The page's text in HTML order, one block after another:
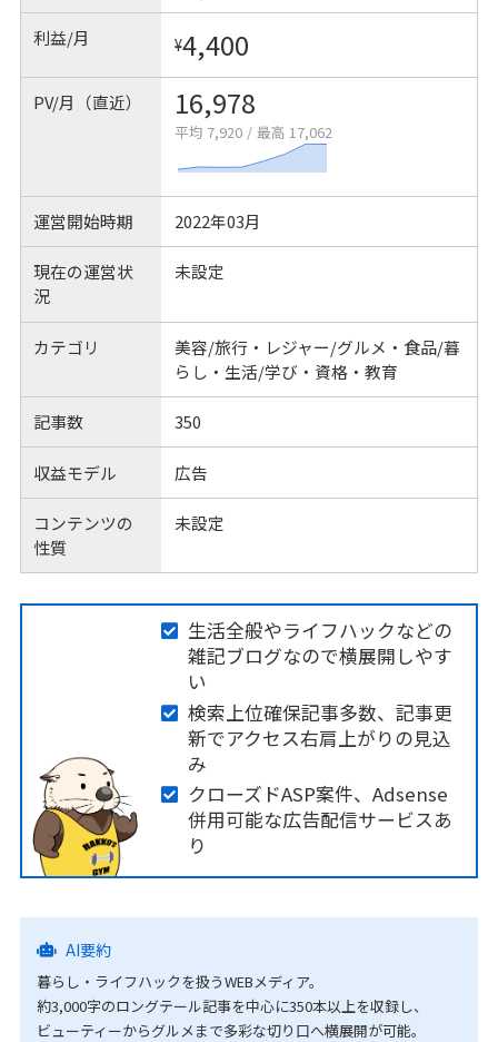
利益/月 ¥4,400
PV/月（直近） 16,978
平均 7,920 / 最高 17,062
運営開始時期 2022年03月
現在の運営状
況
未設定
カテゴリ
美容/旅行・レジャー/グルメ・食品/暮
らし・生活/学び・資格・教育
記事数 350
収益モデル 広告
コンテンツの
性質
未設定
生活全般やライフハックなどの
雑記ブログなので横展開しやす
い
検索上位確保記事多数、記事更
新でアクセス右肩上がりの見込
み
クローズドASP案件、Adsense
併用可能な広告配信サービスあ
り
AI要約
暮らし・ライフハックを扱うWEBメディア。
約3,000字のロングテール記事を中心に350本以上を収録し、
ビューティーからグルメまで多彩な切り口へ横展開が可能。